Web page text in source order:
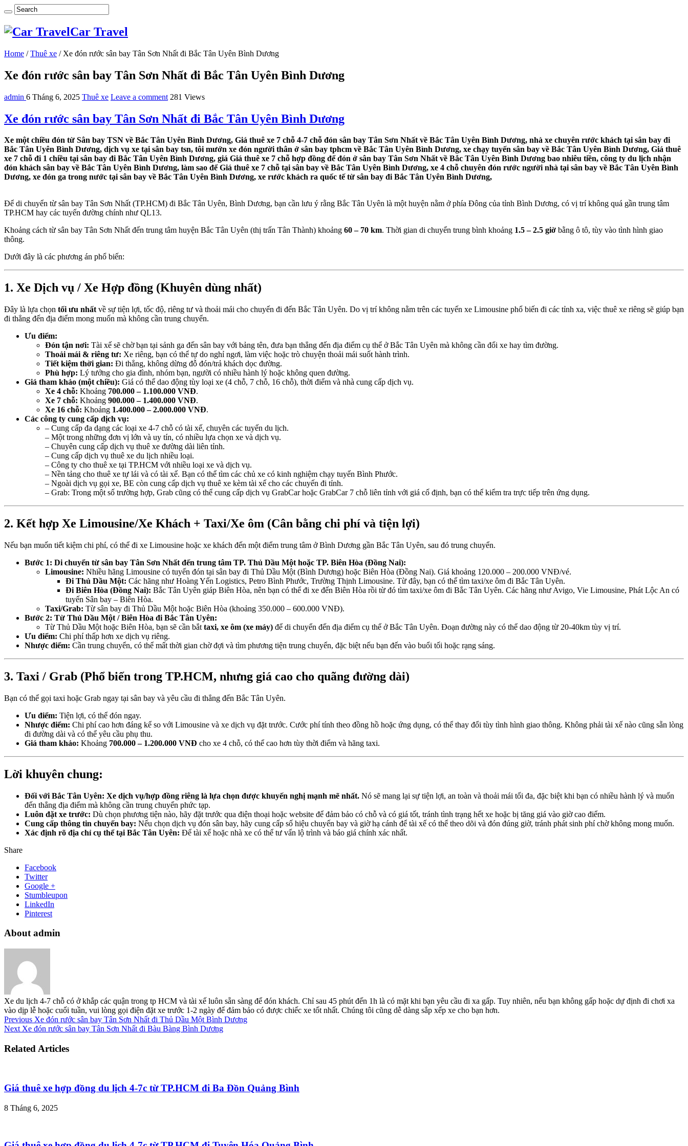
Car Travel
Home / Thuê xe / Xe đón rước sân bay Tân Sơn Nhất đi Bắc Tân Uyên Bình Dương
Xe đón rước sân bay Tân Sơn Nhất đi Bắc Tân Uyên Bình Dương
admin 6 Tháng 6, 2025 Thuê xe Leave a comment 281 Views
Xe đón rước sân bay Tân Sơn Nhất đi Bắc Tân Uyên Bình Dương
Xe một chiều đón từ Sân bay TSN về Bắc Tân Uyên Bình Dương, Giá thuê xe 7 chỗ 4-7 chỗ đón sân bay Tân Sơn Nhất về Bắc Tân Uyên Bình Dương, nhà xe chuyên rước khách tại sân bay đi
Bắc Tân Uyên Bình Dương, dịch vụ xe tại sân bay tsn, tôi mướn xe đón người thân ở sân bay tphcm về Bắc Tân Uyên Bình Dương, xe chạy tuyến sân bay về Bắc Tân Uyên Bình Dương, Giá thuê
xe 7 chỗ đi 1 chiều tại sân bay đi Bắc Tân Uyên Bình Dương, giá Giá thuê xe 7 chỗ hợp đồng để đón ở sân bay Tân Sơn Nhất về Bắc Tân Uyên Bình Dương bao nhiêu tiền, công ty du lịch nhận
đón khách sân bay về Bắc Tân Uyên Bình Dương, làm sao để Giá thuê xe 7 chỗ tại sân bay về Bắc Tân Uyên Bình Dương, xe 4 chỗ chuyên đón rước người nhà tại sân bay về Bắc Tân Uyên Bình
Dương, xe đón ga trong nước tại sân bay về Bắc Tân Uyên Bình Dương, xe rước khách ra quốc tế từ sân bay đi Bắc Tân Uyên Bình Dương,
Để di chuyển từ sân bay Tân Sơn Nhất (TP.HCM) đi Bắc Tân Uyên, Bình Dương, bạn cần lưu ý rằng Bắc Tân Uyên là một huyện nằm ở phía Đông của tỉnh Bình Dương, có vị trí không quá gần trung tâm
TP.HCM hay các tuyến đường chính như QL13.
Khoảng cách từ sân bay Tân Sơn Nhất đến trung tâm huyện Bắc Tân Uyên (thị trấn Tân Thành) khoảng 60 – 70 km. Thời gian di chuyển trung bình khoảng 1.5 – 2.5 giờ bằng ô tô, tùy vào tình hình giao
thông.
Dưới đây là các phương án phổ biến:
1. Xe Dịch vụ / Xe Hợp đồng (Khuyên dùng nhất)
Đây là lựa chọn tối ưu nhất về sự tiện lợi, tốc độ, riêng tư và thoải mái cho chuyến đi đến Bắc Tân Uyên. Do vị trí không nằm trên các tuyến xe Limousine phổ biến đi các tỉnh xa, việc thuê xe riêng sẽ giúp bạn
đi thẳng đến địa điểm mong muốn mà không cần trung chuyển.
Ưu điểm:
Đón tận nơi: Tài xế sẽ chờ bạn tại sảnh ga đến sân bay với bảng tên, đưa bạn thẳng đến địa điểm cụ thể ở Bắc Tân Uyên mà không cần đổi xe hay tìm đường.
Thoải mái & riêng tư: Xe riêng, bạn có thể tự do nghỉ ngơi, làm việc hoặc trò chuyện thoải mái suốt hành trình.
Tiết kiệm thời gian: Đi thẳng, không dừng đỗ đón/trả khách dọc đường.
Phù hợp: Lý tưởng cho gia đình, nhóm bạn, người có nhiều hành lý hoặc không quen đường.
Giá tham khảo (một chiều): Giá có thể dao động tùy loại xe (4 chỗ, 7 chỗ, 16 chỗ), thời điểm và nhà cung cấp dịch vụ.
Xe 4 chỗ: Khoảng 700.000 – 1.100.000 VNĐ.
Xe 7 chỗ: Khoảng 900.000 – 1.400.000 VNĐ.
Xe 16 chỗ: Khoảng 1.400.000 – 2.000.000 VNĐ.
Các công ty cung cấp dịch vụ:
– Cung cấp đa dạng các loại xe 4-7 chỗ có tài xế, chuyên các tuyến du lịch.
– Một trong những đơn vị lớn và uy tín, có nhiều lựa chọn xe và dịch vụ.
– Chuyên cung cấp dịch vụ thuê xe đường dài liên tỉnh.
– Cung cấp dịch vụ thuê xe du lịch nhiều loại.
– Công ty cho thuê xe tại TP.HCM với nhiều loại xe và dịch vụ.
– Nền tảng cho thuê xe tự lái và có tài xế. Bạn có thể tìm các chủ xe có kinh nghiệm chạy tuyến Bình Phước.
– Ngoài dịch vụ gọi xe, BE còn cung cấp dịch vụ thuê xe kèm tài xế cho các chuyến đi tỉnh.
– Grab: Trong một số trường hợp, Grab cũng có thể cung cấp dịch vụ GrabCar hoặc GrabCar 7 chỗ liên tỉnh với giá cố định, bạn có thể kiểm tra trực tiếp trên ứng dụng.
2. Kết hợp Xe Limousine/Xe Khách + Taxi/Xe ôm (Cân bằng chi phí và tiện lợi)
Nếu bạn muốn tiết kiệm chi phí, có thể đi xe Limousine hoặc xe khách đến một điểm trung tâm ở Bình Dương gần Bắc Tân Uyên, sau đó trung chuyển.
Bước 1: Di chuyển từ sân bay Tân Sơn Nhất đến trung tâm TP. Thủ Dầu Một hoặc TP. Biên Hòa (Đồng Nai):
Limousine: Nhiều hãng Limousine có tuyến đón tại sân bay đi Thủ Dầu Một (Bình Dương) hoặc Biên Hòa (Đồng Nai). Giá khoảng 120.000 – 200.000 VNĐ/vé.
Đi Thủ Dầu Một: Các hãng như Hoàng Yến Logistics, Petro Bình Phước, Trường Thịnh Limousine. Từ đây, bạn có thể tìm taxi/xe ôm đi Bắc Tân Uyên.
Đi Biên Hòa (Đồng Nai): Bắc Tân Uyên giáp Biên Hòa, nên bạn có thể đi xe đến Biên Hòa rồi từ đó tìm taxi/xe ôm đi Bắc Tân Uyên. Các hãng như Avigo, Vie Limousine, Phát Lộc An có
tuyến Sân bay – Biên Hòa.
Taxi/Grab: Từ sân bay đi Thủ Dầu Một hoặc Biên Hòa (khoảng 350.000 – 600.000 VNĐ).
Bước 2: Từ Thủ Dầu Một / Biên Hòa đi Bắc Tân Uyên:
Từ Thủ Dầu Một hoặc Biên Hòa, bạn sẽ cần bắt taxi, xe ôm (xe máy) để di chuyển đến địa điểm cụ thể ở Bắc Tân Uyên. Đoạn đường này có thể dao động từ 20-40km tùy vị trí.
Ưu điểm: Chi phí thấp hơn xe dịch vụ riêng.
Nhược điểm: Cần trung chuyển, có thể mất thời gian chờ đợi và tìm phương tiện trung chuyển, đặc biệt nếu bạn đến vào buổi tối hoặc rạng sáng.
3. Taxi / Grab (Phổ biến trong TP.HCM, nhưng giá cao cho quãng đường dài)
Bạn có thể gọi taxi hoặc Grab ngay tại sân bay và yêu cầu đi thẳng đến Bắc Tân Uyên.
Ưu điểm: Tiện lợi, có thể đón ngay.
Nhược điểm: Chi phí cao hơn đáng kể so với Limousine và xe dịch vụ đặt trước. Cước phí tính theo đồng hồ hoặc ứng dụng, có thể thay đổi tùy tình hình giao thông. Không phải tài xế nào cũng sẵn lòng
đi đường dài và có thể yêu cầu phụ thu.
Giá tham khảo: Khoảng 700.000 – 1.200.000 VNĐ cho xe 4 chỗ, có thể cao hơn tùy thời điểm và hãng taxi.
Lời khuyên chung:
Đối với Bắc Tân Uyên: Xe dịch vụ/hợp đồng riêng là lựa chọn được khuyến nghị mạnh mẽ nhất. Nó sẽ mang lại sự tiện lợi, an toàn và thoải mái tối đa, đặc biệt khi bạn có nhiều hành lý và muốn
đến thẳng địa điểm mà không cần trung chuyển phức tạp.
Luôn đặt xe trước: Dù chọn phương tiện nào, hãy đặt trước qua điện thoại hoặc website để đảm bảo có chỗ và có giá tốt, tránh tình trạng hết xe hoặc bị tăng giá vào giờ cao điểm.
Cung cấp thông tin chuyến bay: Nếu chọn dịch vụ đón sân bay, hãy cung cấp số hiệu chuyến bay và giờ hạ cánh để tài xế có thể theo dõi và đón đúng giờ, tránh phát sinh phí chờ không mong muốn.
Xác định rõ địa chỉ cụ thể tại Bắc Tân Uyên: Để tài xế hoặc nhà xe có thể tư vấn lộ trình và báo giá chính xác nhất.
Share
Facebook
Twitter
Google +
Stumbleupon
LinkedIn
Pinterest
About admin
Xe du lịch 4-7 chỗ có ở khắp các quận trong tp HCM và tài xế luôn sẵn sàng để đón khách. Chỉ sau 45 phút đến 1h là có mặt khi bạn yêu cầu đi xa gấp. Tuy nhiên, nếu bạn không gấp hoặc dự định đi chơi xa
vào dịp lễ hoặc cuối tuần, vui lòng gọi điện đặt xe trước 1-2 ngày để đảm bảo có được chiếc xe tốt nhất. Chúng tôi cũng dễ dàng sắp xếp xe cho bạn hơn.
Previous Xe đón rước sân bay Tân Sơn Nhất đi Thủ Dầu Một Bình Dương
Next Xe đón rước sân bay Tân Sơn Nhất đi Bàu Bàng Bình Dương
Related Articles
Giá thuê xe hợp đồng du lịch 4-7c từ TP.HCM đi Ba Đồn Quảng Bình
8 Tháng 6, 2025